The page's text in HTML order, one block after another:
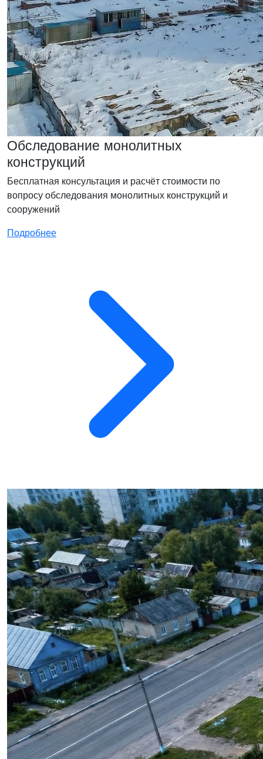
Обследование монолитных
конструкций
Бесплатная консультация и расчёт стоимости по
вопросу обследования монолитных конструкций и
сооружений
Подробнее